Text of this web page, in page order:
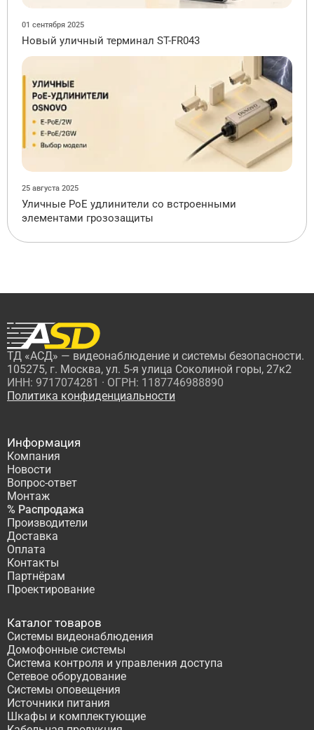
01 сентября 2025
Новый уличный терминал ST-FR043
25 августа 2025
Уличные PoE удлинители со встроенными
элементами грозозащиты
ТД «АСД» — видеонаблюдение и системы безопасности.
105275, г. Москва, ул. 5-я улица Соколиной горы, 27к2
ИНН: 9717074281 · ОГРН: 1187746988890
Политика конфиденциальности
Информация
Компания
Новости
Вопрос-ответ
Монтаж
% Распродажа
Производители
Доставка
Оплата
Контакты
Партнёрам
Проектирование
Каталог товаров
Системы видеонаблюдения
Домофонные системы
Система контроля и управления доступа
Сетевое оборудование
Системы оповещения
Источники питания
Шкафы и комплектующие